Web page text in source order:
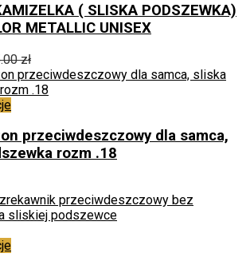
ma
wiele
wariantów.
Opcje
można
wybrać
na
stronie
produktu
( SLISKA PODSZEWKA)
METALLIC UNISEX
zł
Ten
ma
wiele
wariantów.
można
wybrać
na
stronie
produktu
przeciwdeszczowy dla samca,
rozm .18
Ten